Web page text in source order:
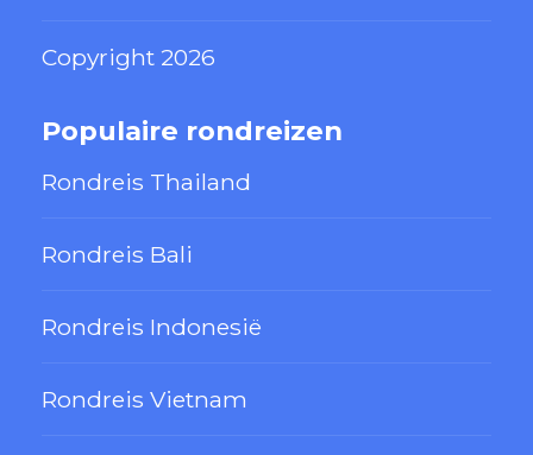
Copyright 2026
Populaire rondreizen
Rondreis Thailand
Rondreis Bali
Rondreis Indonesië
Rondreis Vietnam